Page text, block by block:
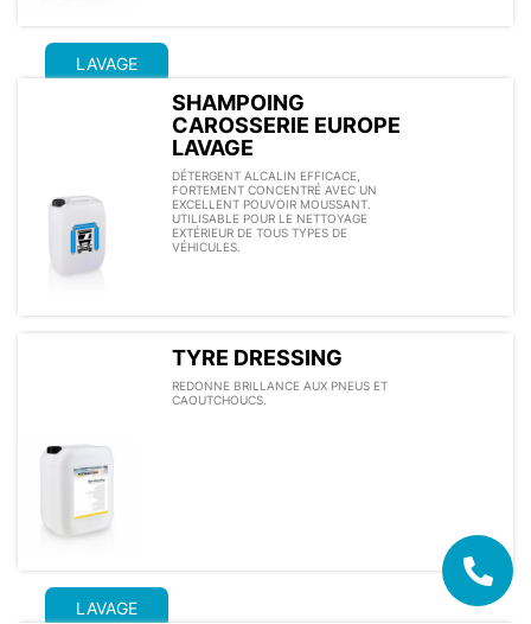
LAVAGE
SHAMPOING
CAROSSERIE EUROPE
LAVAGE
DÉTERGENT ALCALIN EFFICACE,
FORTEMENT CONCENTRÉ AVEC UN
EXCELLENT POUVOIR MOUSSANT.
UTILISABLE POUR LE NETTOYAGE
EXTÉRIEUR DE TOUS TYPES DE
VÉHICULES.
TYRE DRESSING
REDONNE BRILLANCE AUX PNEUS ET
CAOUTCHOUCS.
LAVAGE